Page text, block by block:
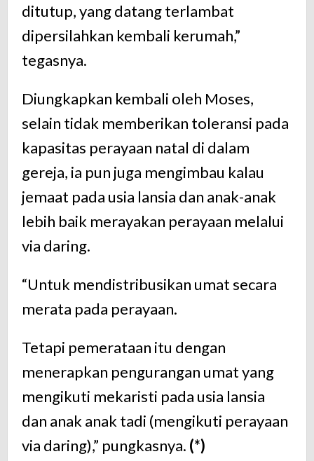
ditutup, yang datang terlambat
dipersilahkan kembali kerumah,”
tegasnya.
Diungkapkan kembali oleh Moses,
selain tidak memberikan toleransi pada
kapasitas perayaan natal di dalam
gereja, ia pun juga mengimbau kalau
jemaat pada usia lansia dan anak-anak
lebih baik merayakan perayaan melalui
via daring.
“Untuk mendistribusikan umat secara
merata pada perayaan.
Tetapi pemerataan itu dengan
menerapkan pengurangan umat yang
mengikuti mekaristi pada usia lansia
dan anak anak tadi (mengikuti perayaan
via daring),” pungkasnya. (*)